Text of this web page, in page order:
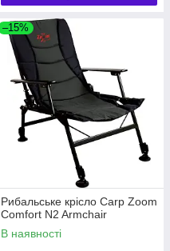
–15%
Рибальське крісло Carp Zoom
Comfort N2 Armchair
В наявності